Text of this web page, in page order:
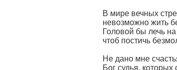
В мире вечных
невозможно жить
Головой бы лечь
чтоб постичь
Не дано мне
Бог судья,